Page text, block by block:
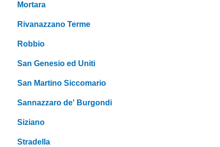
Mortara
Rivanazzano Terme
Robbio
San Genesio ed Uniti
San Martino Siccomario
Sannazzaro de' Burgondi
Siziano
Stradella